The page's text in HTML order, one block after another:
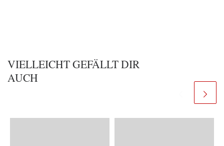
VIELLEICHT GEFÄLLT DIR
AUCH